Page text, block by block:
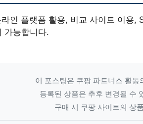
인 플랫폼 활용, 비교 사이트 이용,
가능합니다.
이 포스팅은 쿠팡 파트너스 활
등록된 상품은 추후 변경될 수
구매 시 쿠팡 사이트의 상